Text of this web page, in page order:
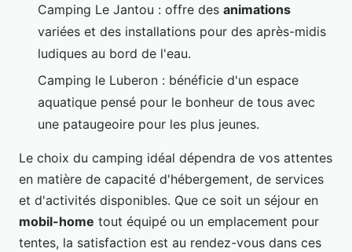
Camping Le Jantou : offre des animations
variées et des installations pour des après-midis
ludiques au bord de l'eau.
Camping le Luberon : bénéficie d'un espace
aquatique pensé pour le bonheur de tous avec
une pataugeoire pour les plus jeunes.
Le choix du camping idéal dépendra de vos attentes
en matière de capacité d'hébergement, de services
et d'activités disponibles. Que ce soit un séjour en
mobil-home tout équipé ou un emplacement pour
tentes, la satisfaction est au rendez-vous dans ces